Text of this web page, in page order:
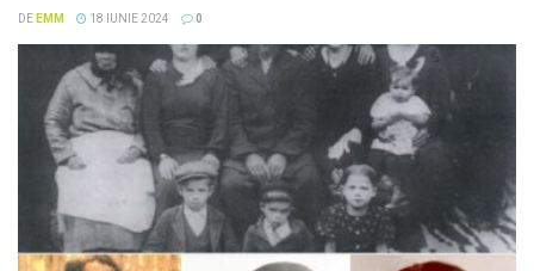
DE EMM 18 IUNIE 2024 0